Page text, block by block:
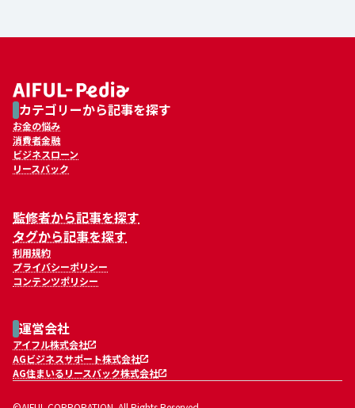
カテゴリーから記事を探す
お金の悩み
消費者金融
ビジネスローン
リースバック
監修者から記事を探す
タグから記事を探す
利用規約
プライバシーポリシー
コンテンツポリシー
運営会社
アイフル株式会社
AGビジネスサポート株式会社
AG住まいるリースバック株式会社